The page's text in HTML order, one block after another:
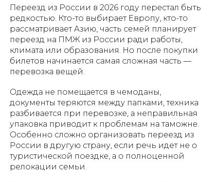
Переезд из России в 2026 году перестал быть
редкостью. Кто-то выбирает Европу, кто-то
рассматривает Азию, часть семей планирует
переезд на ПМЖ из России ради работы,
климата или образования. Но после покупки
билетов начинается самая сложная часть —
перевозка вещей.
Одежда не помещается в чемоданы,
документы теряются между папками, техника
разбивается при перевозке, а неправильная
упаковка приводит к проблемам на таможне.
Особенно сложно организовать переезд из
России в другую страну, если речь идет не о
туристической поездке, а о полноценной
релокации семьи.